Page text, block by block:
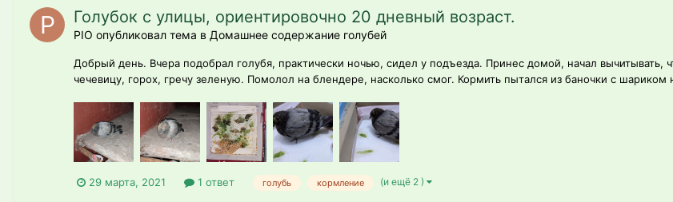
Голубок с улицы, ориентировочно 20 дневный возраст.
PIO опубликовал тема в Домашнее содержание голубей
Добрый день. Вчера подобрал голубя, практически ночью, сидел у подъезда. Принес домой, начал
чечевицу, горох, гречу зеленую. Помолол на блендере, насколько смог. Кормить пытался из баночки с шариком
29 марта, 2021 1 ответ голубь кормление (и ещё 2 )